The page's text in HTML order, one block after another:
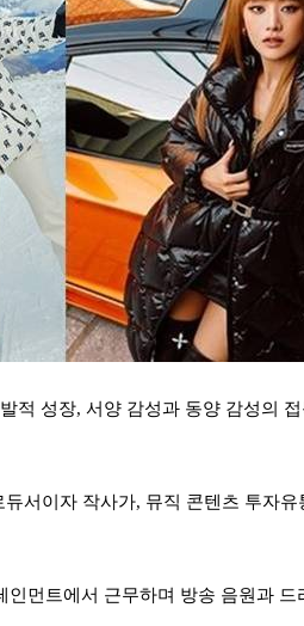
적 성장, 서양 감성과 동양 감성의
서이자 작사가, 뮤직 콘텐츠 투자유
먼트에서 근무하며 방송 음원과 드